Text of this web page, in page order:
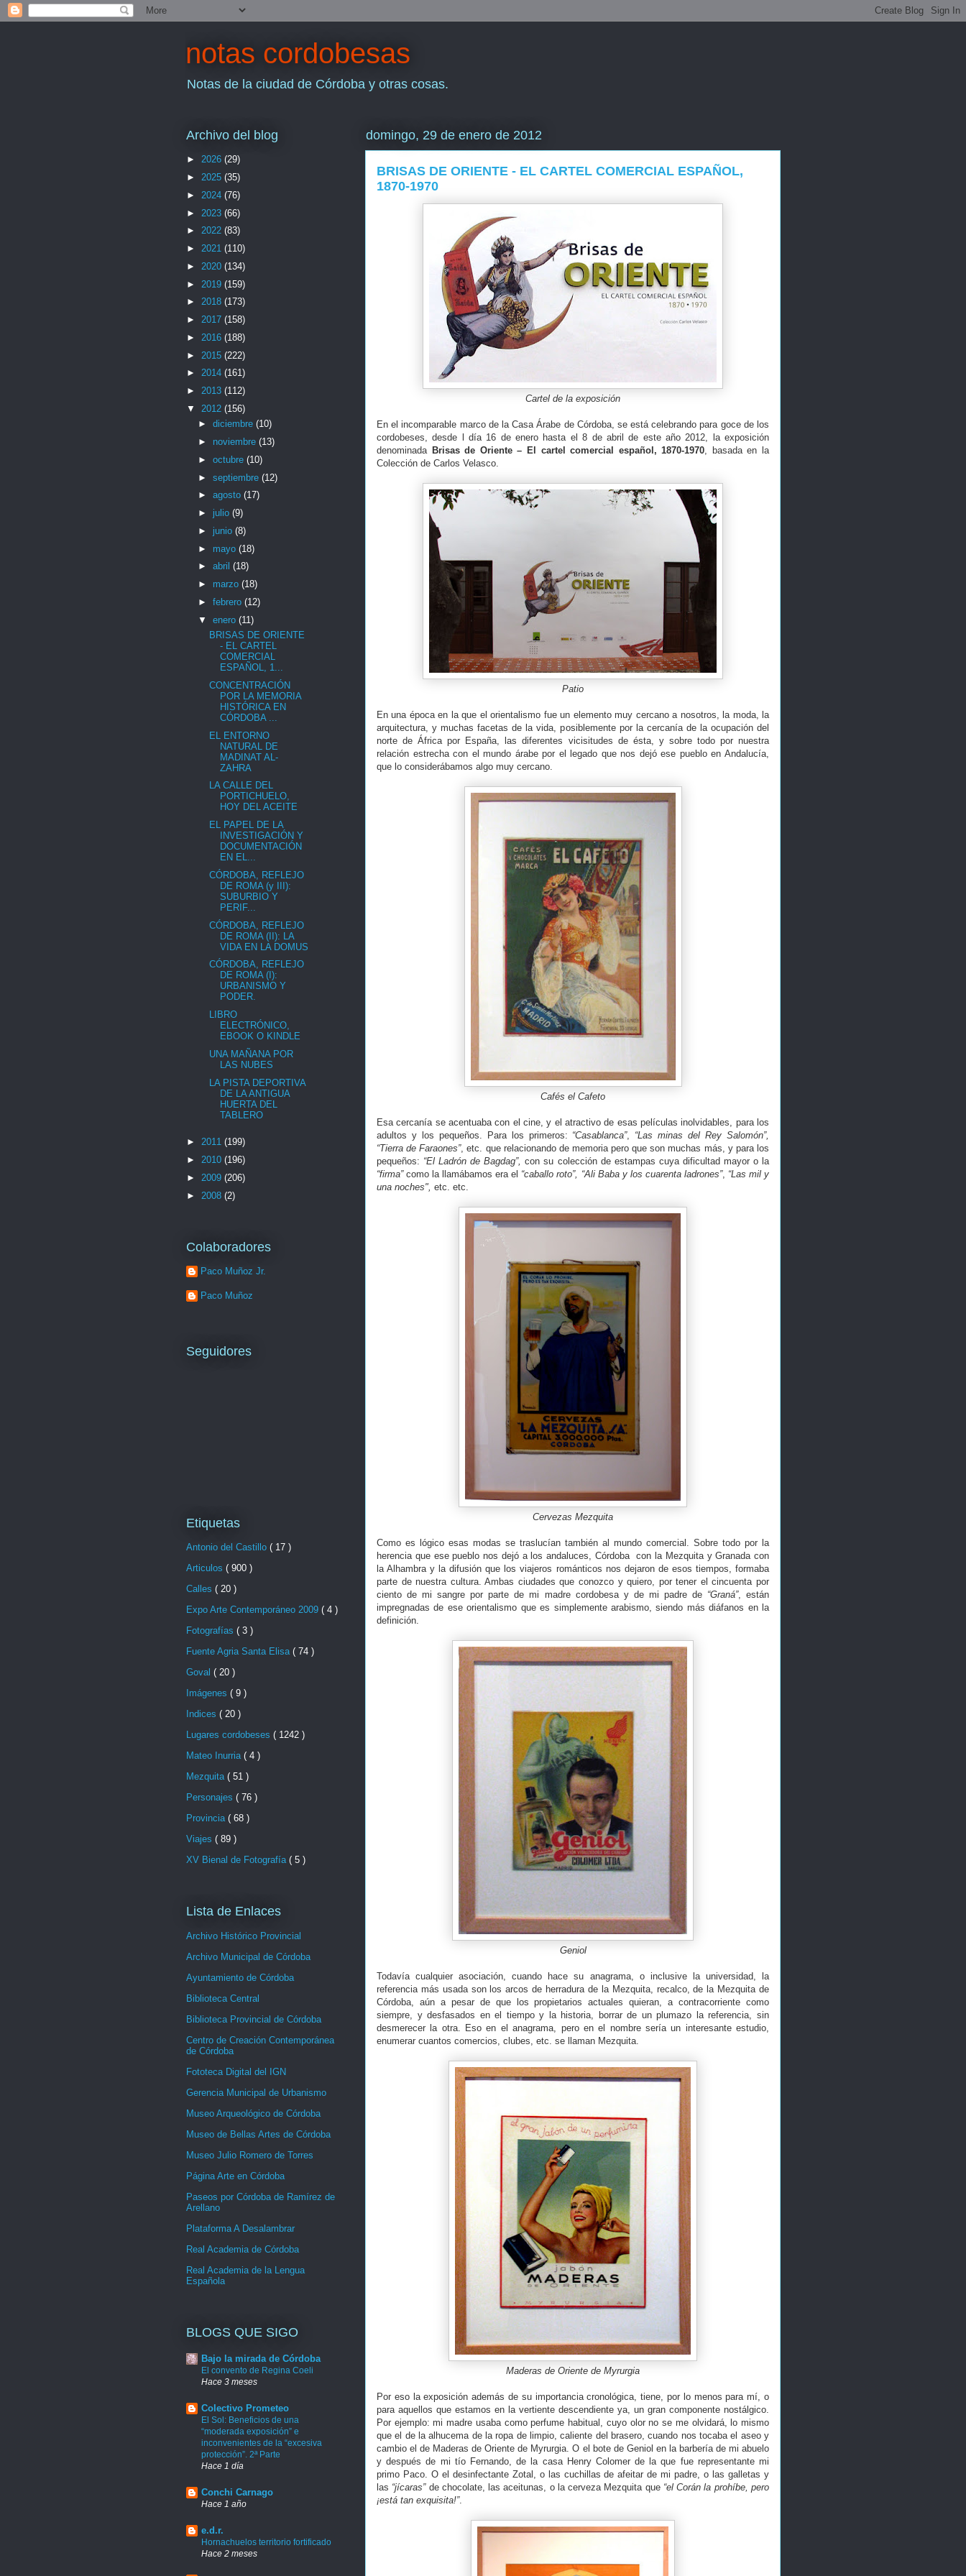
notas cordobesas
Notas de la ciudad de Córdoba y otras cosas.
domingo, 29 de enero de 2012
BRISAS DE ORIENTE - EL CARTEL COMERCIAL ESPAÑOL,
1870-1970
Cartel de la exposición
En el incomparable marco de la Casa Árabe de Córdoba, se está celebrando para goce de los
cordobeses, desde l día 16 de enero hasta el 8 de abril de este año 2012, la exposición
denominada Brisas de Oriente – El cartel comercial español, 1870-1970, basada en la
Colección de Carlos Velasco.
Patio
En una época en la que el orientalismo fue un elemento muy cercano a nosotros, la moda, la
arquitectura, y muchas facetas de la vida, posiblemente por la cercanía de la ocupación del
norte de África por España, las diferentes vicisitudes de ésta, y sobre todo por nuestra
relación estrecha con el mundo árabe por el legado que nos dejó ese pueblo en Andalucía,
que lo considerábamos algo muy cercano.
Cafés el Cafeto
Esa cercanía se acentuaba con el cine, y el atractivo de esas películas inolvidables, para los
adultos y los pequeños. Para los primeros: “Casablanca”, “Las minas del Rey Salomón”,
“Tierra de Faraones”, etc. que relacionando de memoria pero que son muchas más, y para los
pequeños: “El Ladrón de Bagdag”, con su colección de estampas cuya dificultad mayor o la
“firma”como la llamábamos era el “caballo roto”, “Ali Baba y los cuarenta ladrones”, “Las mil y
una noches", etc. etc.
Cervezas Mezquita
Como es lógico esas modas se traslucían también al mundo comercial. Sobre todo por la
herencia que ese pueblo nos dejó a los andaluces, Córdoba con la Mezquita y Granada con
la Alhambra y la difusión que los viajeros románticos nos dejaron de esos tiempos, formaba
parte de nuestra cultura. Ambas ciudades que conozco y quiero, por tener el cincuenta por
ciento de mi sangre por parte de mi madre cordobesa y de mi padre de “Graná”, están
impregnadas de ese orientalismo que es simplemente arabismo, siendo más diáfanos en la
definición.
Geniol
Todavía cualquier asociación, cuando hace su anagrama, o inclusive la universidad, la
referencia más usada son los arcos de herradura de la Mezquita, recalco, de la Mezquita de
Córdoba, aún a pesar de que los propietarios actuales quieran, a contracorriente como
siempre, y desfasados en el tiempo y la historia, borrar de un plumazo la referencia, sin
desmerecer la otra. Eso en el anagrama, pero en el nombre sería un interesante estudio,
enumerar cuantos comercios, clubes, etc. se llaman Mezquita.
Maderas de Oriente de Myrurgia
Por eso la exposición además de su importancia cronológica, tiene, por lo menos para mí, o
para aquellos que estamos en la vertiente descendiente ya, un gran componente nostálgico.
Por ejemplo: mi madre usaba como perfume habitual, cuyo olor no se me olvidará, lo mismo
que el de la alhucema de la ropa de limpio, caliente del brasero, cuando nos tocaba el aseo y
cambio el de Maderas de Oriente de Myrurgia. O el bote de Geniol en la barbería de mi abuelo
y después de mi tío Fernando, de la casa Henry Colomer de la que fue representante mi
primo Paco. O el desinfectante Zotal, o las cuchillas de afeitar de mi padre, o las galletas y
las “jícaras”de chocolate, las aceitunas, o la cerveza Mezquita que “el Corán la prohíbe, pero
¡está tan exquisita!”.
Archivo del blog
► 2026 (29)
► 2025 (35)
► 2024 (76)
► 2023 (66)
► 2022 (83)
► 2021 (110)
► 2020 (134)
► 2019 (159)
► 2018 (173)
► 2017 (158)
► 2016 (188)
► 2015 (222)
► 2014 (161)
► 2013 (112)
▼ 2012 (156)
► diciembre (10)
► noviembre (13)
► octubre (10)
► septiembre (12)
► agosto (17)
► julio (9)
► junio (8)
► mayo (18)
► abril (18)
► marzo (18)
► febrero (12)
▼ enero (11)
BRISAS DE ORIENTE
- EL CARTEL
COMERCIAL
ESPAÑOL, 1...
CONCENTRACIÓN
POR LA MEMORIA
HISTÓRICA EN
CÓRDOBA ...
EL ENTORNO
NATURAL DE
MADINAT AL-
ZAHRA
LA CALLE DEL
PORTICHUELO,
HOY DEL ACEITE
EL PAPEL DE LA
INVESTIGACIÓN Y
DOCUMENTACIÓN
EN EL...
CÓRDOBA, REFLEJO
DE ROMA (y III):
SUBURBIO Y
PERIF...
CÓRDOBA, REFLEJO
DE ROMA (II): LA
VIDA EN LA DOMUS
CÓRDOBA, REFLEJO
DE ROMA (I):
URBANISMO Y
PODER.
LIBRO
ELECTRÓNICO,
EBOOK O KINDLE
UNA MAÑANA POR
LAS NUBES
LA PISTA DEPORTIVA
DE LA ANTIGUA
HUERTA DEL
TABLERO
► 2011 (199)
► 2010 (196)
► 2009 (206)
► 2008 (2)
Colaboradores
Paco Muñoz Jr.
Paco Muñoz
Seguidores
Etiquetas
Antonio del Castillo ( 17 )
Articulos ( 900 )
Calles ( 20 )
Expo Arte Contemporáneo 2009 ( 4 )
Fotografías ( 3 )
Fuente Agria Santa Elisa ( 74 )
Goval ( 20 )
Imágenes ( 9 )
Indices ( 20 )
Lugares cordobeses ( 1242 )
Mateo Inurria ( 4 )
Mezquita ( 51 )
Personajes ( 76 )
Provincia ( 68 )
Viajes ( 89 )
XV Bienal de Fotografía ( 5 )
Lista de Enlaces
Archivo Histórico Provincial
Archivo Municipal de Córdoba
Ayuntamiento de Córdoba
Biblioteca Central
Biblioteca Provincial de Córdoba
Centro de Creación Contemporánea
de Córdoba
Fototeca Digital del IGN
Gerencia Municipal de Urbanismo
Museo Arqueológico de Córdoba
Museo de Bellas Artes de Córdoba
Museo Julio Romero de Torres
Página Arte en Córdoba
Paseos por Córdoba de Ramírez de
Arellano
Plataforma A Desalambrar
Real Academia de Córdoba
Real Academia de la Lengua
Española
BLOGS QUE SIGO
Bajo la mirada de Córdoba
El convento de Regina Coeli
Hace 3 meses
Colectivo Prometeo
El Sol: Beneficios de una
“moderada exposición” e
inconvenientes de la “excesiva
protección”. 2ª Parte
Hace 1 día
Conchi Carnago
Hace 1 año
e.d.r.
Hornachuelos territorio fortificado
Hace 2 meses